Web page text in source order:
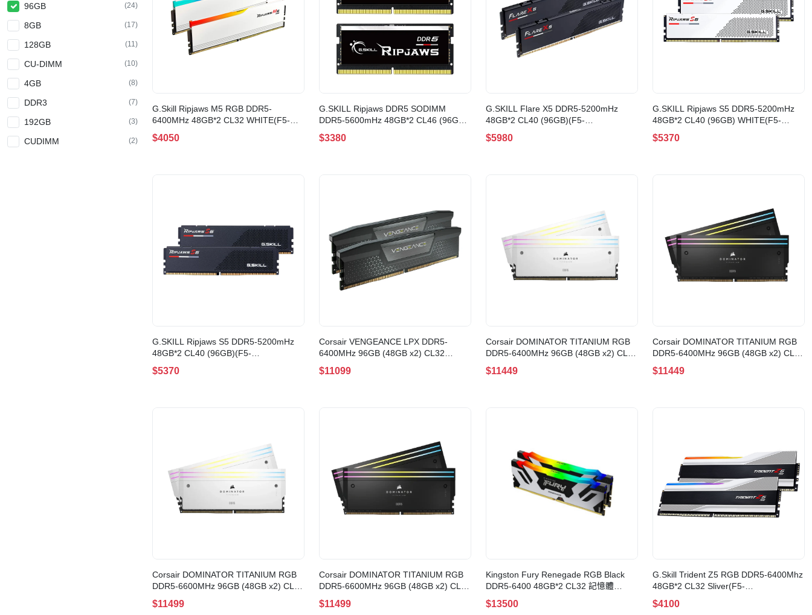
96GB (24)
8GB (17)
128GB (11)
CU-DIMM (10)
4GB (8)
DDR3 (7)
192GB (3)
CUDIMM (2)
G.Skill Ripjaws M5 RGB DDR5-
6400MHz 48GB*2 CL32 WHITE(F5-
6400J3239F48GX2-RM5RW)
$4050
G.SKILL Ripjaws DDR5 SODIMM
DDR5-5600mHz 48GB*2 CL46 (96GB)
(F5-5600S4645A48GX2-RS)
$3380
G.SKILL Flare X5 DDR5-5200mHz
48GB*2 CL40 (96GB)(F5-
5200J4040A48GX2-FX5)
$5980
G.SKILL Ripjaws S5 DDR5-5200mHz
48GB*2 CL40 (96GB) WHITE(F5-
5200J4040A48GX2-RS5W)
$5370
G.SKILL Ripjaws S5 DDR5-5200mHz
48GB*2 CL40 (96GB)(F5-
5200J4040A48GX2-RS5K)
$5370
Corsair VENGEANCE LPX DDR5-
6400MHz 96GB (48GB x2) CL32
BLACK(CMK96GX5M2B6400C32)
$11099
Corsair DOMINATOR TITANIUM RGB
DDR5-6400MHz 96GB (48GB x2) CL32
WHITE(CMP96GX5M2B6400C32W)
$11449
Corsair DOMINATOR TITANIUM RGB
DDR5-6400MHz 96GB (48GB x2) CL32
BLACK(CMP96GX5M2B6400C32)
$11449
Corsair DOMINATOR TITANIUM RGB
DDR5-6600MHz 96GB (48GB x2) CL32
WHITE(CMP96GX5M2B6600C32W)
$11499
Corsair DOMINATOR TITANIUM RGB
DDR5-6600MHz 96GB (48GB x2) CL32
BLACK(CMP96GX5M2B6600C32)
$11499
Kingston Fury Renegade RGB Black
DDR5-6400 48GB*2 CL32 記憶體
(KF564C32RSAK2-96)
$13500
G.Skill Trident Z5 RGB DDR5-6400Mhz
48GB*2 CL32 Sliver(F5-
6400J3239F48GX2-TZ5RS)
$4100